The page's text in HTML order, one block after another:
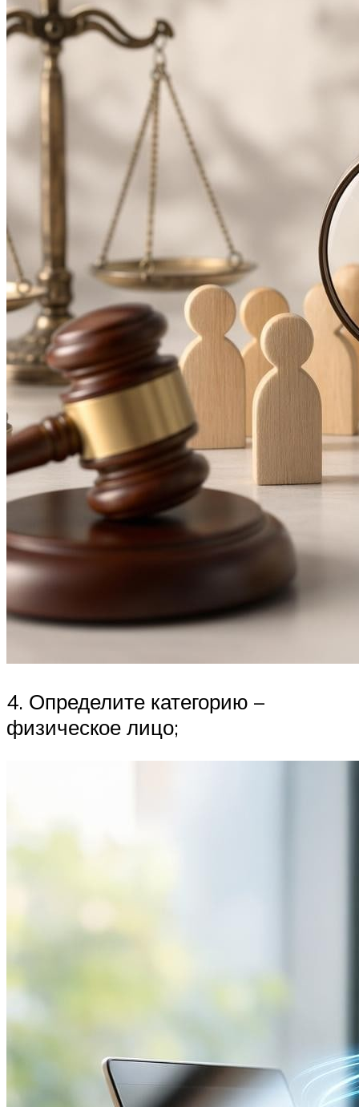
4. Определите категорию –
физическое лицо;